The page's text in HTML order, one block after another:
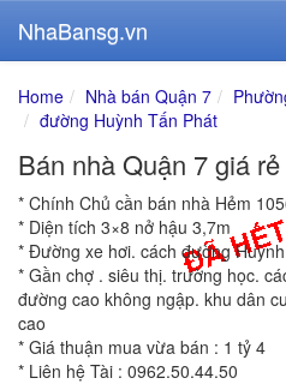
NhaBansg.vn
Home Nhà bán Quận 7
đường Huỳnh Tấn Phát
Bán nhà Quận 7 giá rẻ
* Chính Chủ cần bán nhà Hẻm
* Diện tích 3×8 nở hậu 3,7m
* Đường xe hơi. cách đường
* Gần chợ . siêu thị. trường học.
đường cao không ngập. khu dân
cao
* Giá thuận mua vừa bán : 1 tỷ 4
* Liên hệ Tài : 0962.50.44.50